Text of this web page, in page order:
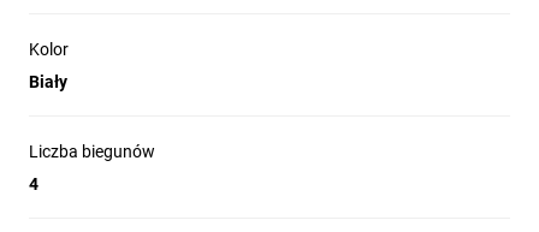
Kolor
Biały
Liczba biegunów
4